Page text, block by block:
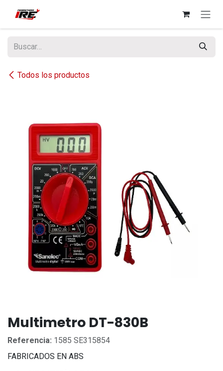
Todos los productos
Multimetro DT-830B
Referencia: 1585 SE315854
FABRICADOS EN ABS